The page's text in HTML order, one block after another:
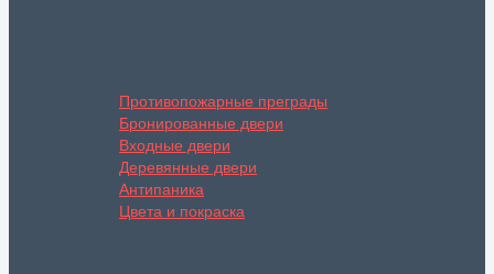
Противопожарные преграды
Бронированные двери
Входные двери
Деревянные двери
Антипаника
Цвета и покраска